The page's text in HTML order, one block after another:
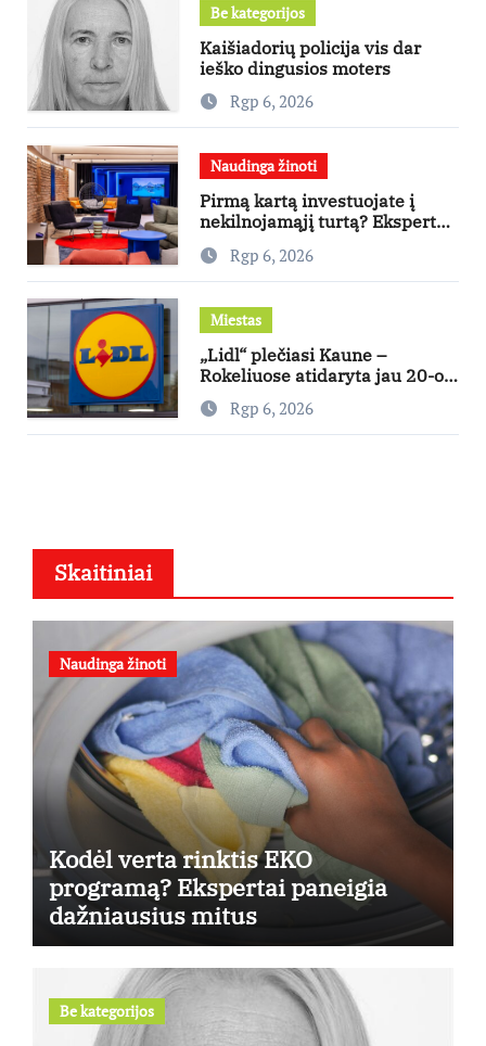
Be kategorijos
Kaišiadorių policija vis dar
ieško dingusios moters
Rgp 6, 2026
Naudinga žinoti
Pirmą kartą investuojate į
nekilnojamąjį turtą? Ekspertas
pataria, kaip pasirinkti būstą,
kuris generuos grąžą
Rgp 6, 2026
Miestas
„Lidl“ plečiasi Kaune –
Rokeliuose atidaryta jau 20-oji
parduotuvė mieste
Rgp 6, 2026
Skaitiniai
Naudinga žinoti
Kodėl verta rinktis EKO
programą? Ekspertai paneigia
dažniausius mitus
Be kategorijos